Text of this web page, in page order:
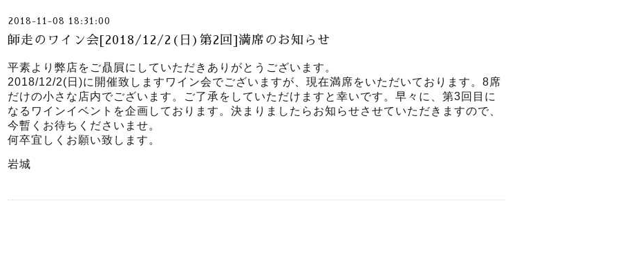
2018-11-08 18:31:00
師走のワイン会[2018/12/2(日)第2回]満席のお知らせ
平素より弊店をご贔屓にしていただきありがとうございます。
2018/12/2(日)に開催致しますワイン会でございますが、現在満席をいただいております。8席
だけの小さな店内でございます。ご了承をしていただけますと幸いです。早々に、第3回目に
なるワインイベントを企画しております。決まりましたらお知らせさせていただきますので、
今暫くお待ちくださいませ。
何卒宜しくお願い致します。
岩城